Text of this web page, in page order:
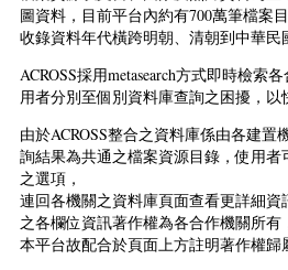
圖資料，目前平台內約有700萬筆檔案
收錄資料年代橫跨明朝、清朝到中華民
ACROSS採用metasearch方式即時檢索
用者分別至個別資料庫查詢之困擾，以
由於ACROSS整合之資料庫係由各建置
詢結果為共通之檔案資源目錄，使用者
之選項，
連回各機關之資料庫頁面查看更詳細資
之各欄位資訊著作權為各合作機關所有
本平台故配合於頁面上方註明著作權歸